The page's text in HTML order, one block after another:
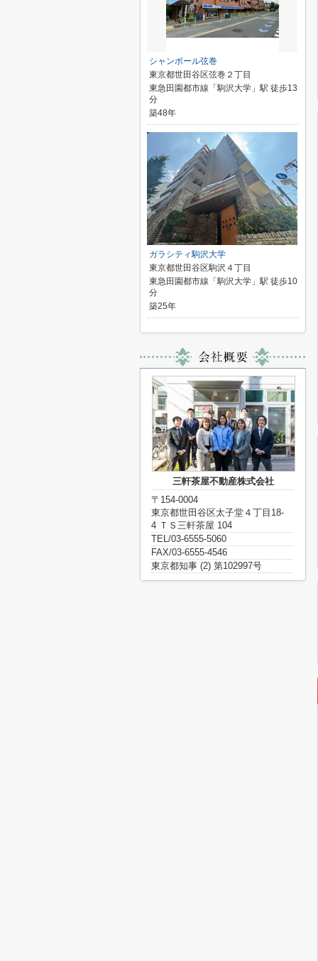
シャンボール弦巻
東京都世田谷区弦巻２丁目
東急田園都市線「駒沢大学」駅 徒歩13
分
築48年
ガラシティ駒沢大学
東京都世田谷区駒沢４丁目
東急田園都市線「駒沢大学」駅 徒歩10
分
築25年
三軒茶屋不動産株式会社
〒154-0004
東京都世田谷区太子堂４丁目18-
4 ＴＳ三軒茶屋 104
TEL/03-6555-5060
FAX/03-6555-4546
東京都知事 (2) 第102997号